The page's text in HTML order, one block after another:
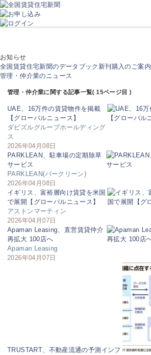
お知らせ
全国賃貸住宅新聞のデータブック新刊購入のご案内
管理・仲介業のニュース
管理・仲介業に関する記事一覧( 15ページ目 )
UAE、16万件の賃貸物件を掲載
【グローバルニュース】
ダビズルグループホールディング
ス
2026年04月08日
PARKLEAN、駐車場の定期除草
サービス
PARKLEAN(パークリーン)
2026年04月08日
イギリス、富裕層向け賃貸を米国
で展開【グローバルニュース】
アストンマーティン
2026年04月07日
Apaman Leasing、直営賃貸仲介
再拡大 100店へ
Apaman Leasing
2026年04月07日
TRUSTART、不動産流通の予測インフ